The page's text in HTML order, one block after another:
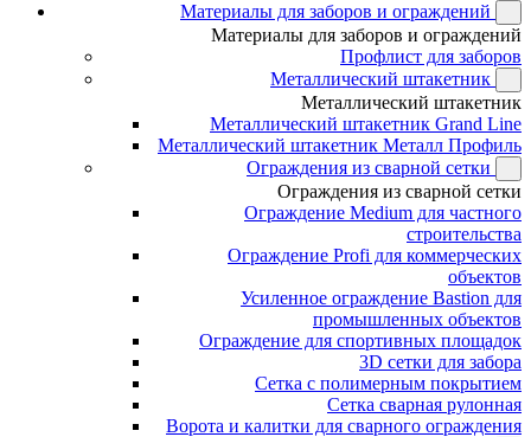
Материалы для заборов и ограждений
Материалы для заборов и ограждений
Профлист для заборов
Металлический штакетник
Металлический штакетник
Металлический штакетник Grand Line
Металлический штакетник Металл Профиль
Ограждения из сварной сетки
Ограждения из сварной сетки
Ограждение Medium для частного
строительства
Ограждение Profi для коммерческих
объектов
Усиленное ограждение Bastion для
промышленных объектов
Ограждение для спортивных площадок
3D сетки для забора
Сетка с полимерным покрытием
Сетка сварная рулонная
Ворота и калитки для сварного ограждения